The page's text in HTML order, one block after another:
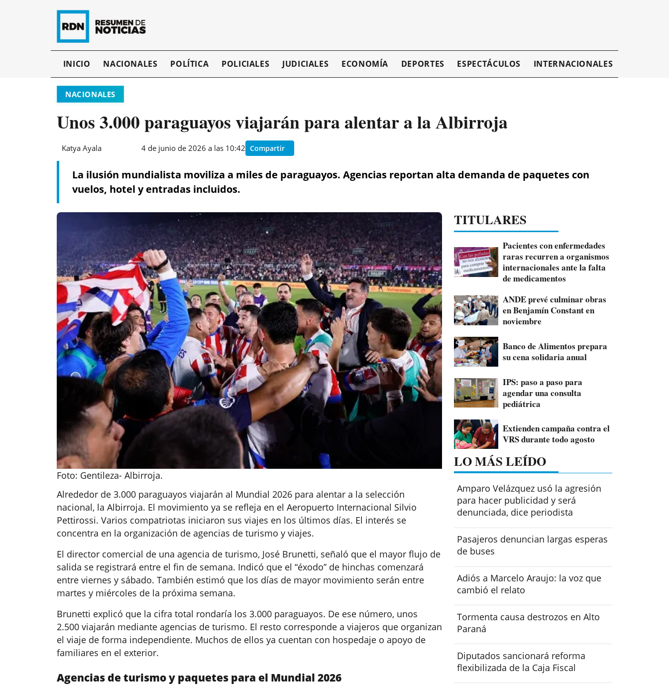
INICIO NACIONALES POLÍTICA POLICIALES JUDICIALES ECONOMÍA DEPORTES ESPECTÁCULOS INTERNACIONALES
NACIONALES
Unos 3.000 paraguayos viajarán para alentar a la Albirroja
Katya Ayala 4 de junio de 2026 a las 10:42 Compartir
La ilusión mundialista moviliza a miles de paraguayos. Agencias reportan alta demanda de paquetes con
vuelos, hotel y entradas incluidos.
Foto: Gentileza- Albirroja.
Alrededor de 3.000 paraguayos viajarán al Mundial 2026 para alentar a la selección
nacional, la Albirroja. El movimiento ya se refleja en el Aeropuerto Internacional Silvio
Pettirossi. Varios compatriotas iniciaron sus viajes en los últimos días. El interés se
concentra en la organización de agencias de turismo y viajes.
El director comercial de una agencia de turismo, José Brunetti, señaló que el mayor flujo de
salida se registrará entre el fin de semana. Indicó que el “éxodo” de hinchas comenzará
entre viernes y sábado. También estimó que los días de mayor movimiento serán entre
martes y miércoles de la próxima semana.
Brunetti explicó que la cifra total rondaría los 3.000 paraguayos. De ese número, unos
2.500 viajarán mediante agencias de turismo. El resto corresponde a viajeros que organizan
el viaje de forma independiente. Muchos de ellos ya cuentan con hospedaje o apoyo de
familiares en el exterior.
Agencias de turismo y paquetes para el Mundial 2026
TITULARES
Pacientes con enfermedades
raras recurren a organismos
internacionales ante la falta
de medicamentos
ANDE prevé culminar obras
en Benjamín Constant en
noviembre
Banco de Alimentos prepara
su cena solidaria anual
IPS: paso a paso para
agendar una consulta
pediátrica
Extienden campaña contra el
VRS durante todo agosto
LO MÁS LEÍDO
Amparo Velázquez usó la agresión
para hacer publicidad y será
denunciada, dice periodista
Pasajeros denuncian largas esperas
de buses
Adiós a Marcelo Araujo: la voz que
cambió el relato
Tormenta causa destrozos en Alto
Paraná
Diputados sancionará reforma
flexibilizada de la Caja Fiscal